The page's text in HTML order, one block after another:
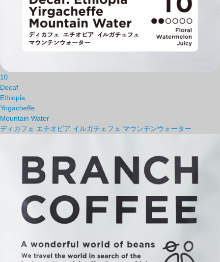
10
Decaf
Ethiopia
Yirgacheffe
Mountain Water
ディカフェ エチオピア イルガチェフェ マウンテンウォーター